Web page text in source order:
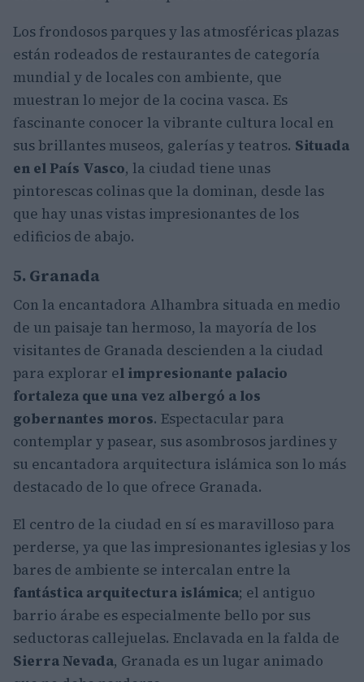
Los frondosos parques y las atmosféricas plazas
están rodeados de restaurantes de categoría
mundial y de locales con ambiente, que
muestran lo mejor de la cocina vasca. Es
fascinante conocer la vibrante cultura local en
sus brillantes museos, galerías y teatros. Situada
en el País Vasco, la ciudad tiene unas
pintorescas colinas que la dominan, desde las
que hay unas vistas impresionantes de los
edificios de abajo.
5. Granada
Con la encantadora Alhambra situada en medio
de un paisaje tan hermoso, la mayoría de los
visitantes de Granada descienden a la ciudad
para explorar el impresionante palacio
fortaleza que una vez albergó a los
gobernantes moros. Espectacular para
contemplar y pasear, sus asombrosos jardines y
su encantadora arquitectura islámica son lo más
destacado de lo que ofrece Granada.
El centro de la ciudad en sí es maravilloso para
perderse, ya que las impresionantes iglesias y los
bares de ambiente se intercalan entre la
fantástica arquitectura islámica; el antiguo
barrio árabe es especialmente bello por sus
seductoras callejuelas. Enclavada en la falda de
Sierra Nevada, Granada es un lugar animado